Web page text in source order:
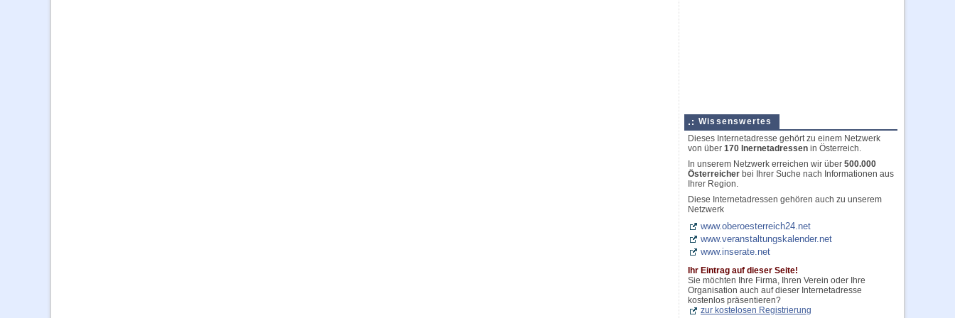
Wissenswertes
Dieses Internetadresse gehört zu einem Netzwerk
von über 170 Inernetadressen in Österreich.
In unserem Netzwerk erreichen wir über 500.000
Österreicher bei Ihrer Suche nach Informationen aus
Ihrer Region.
Diese Internetadressen gehören auch zu unserem
Netzwerk
www.oberoesterreich24.net
www.veranstaltungskalender.net
www.inserate.net
Ihr Eintrag auf dieser Seite!
Sie möchten Ihre Firma, Ihren Verein oder Ihre
Organisation auch auf dieser Internetadresse
kostenlos präsentieren?
zur kostelosen Registrierung